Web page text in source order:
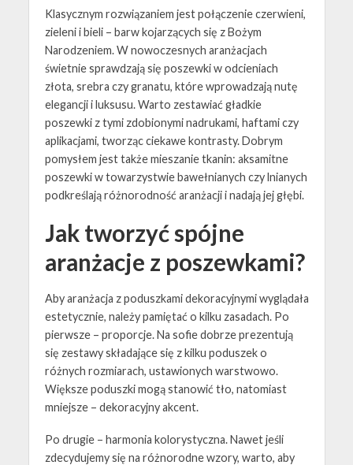
Klasycznym rozwiązaniem jest połączenie czerwieni,
zieleni i bieli – barw kojarzących się z Bożym
Narodzeniem. W nowoczesnych aranżacjach
świetnie sprawdzają się poszewki w odcieniach
złota, srebra czy granatu, które wprowadzają nutę
elegancji i luksusu. Warto zestawiać gładkie
poszewki z tymi zdobionymi nadrukami, haftami czy
aplikacjami, tworząc ciekawe kontrasty. Dobrym
pomysłem jest także mieszanie tkanin: aksamitne
poszewki w towarzystwie bawełnianych czy lnianych
podkreślają różnorodność aranżacji i nadają jej głębi.
Jak tworzyć spójne
aranżacje z poszewkami?
Aby aranżacja z poduszkami dekoracyjnymi wyglądała
estetycznie, należy pamiętać o kilku zasadach. Po
pierwsze – proporcje. Na sofie dobrze prezentują
się zestawy składające się z kilku poduszek o
różnych rozmiarach, ustawionych warstwowo.
Większe poduszki mogą stanowić tło, natomiast
mniejsze – dekoracyjny akcent.
Po drugie – harmonia kolorystyczna. Nawet jeśli
zdecydujemy się na różnorodne wzory, warto, aby